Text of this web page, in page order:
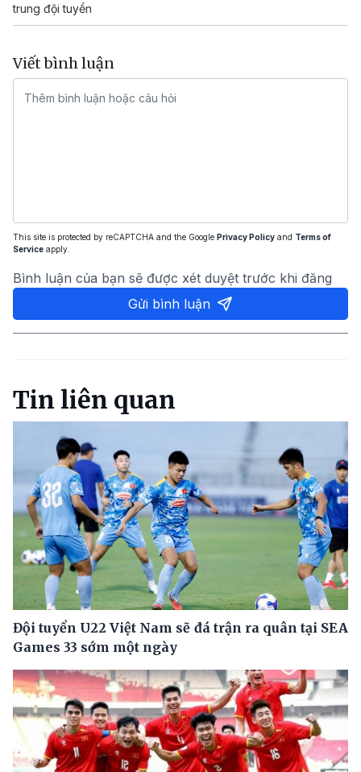
trung đội tuyển
Viết bình luận
This site is protected by reCAPTCHA and the Google Privacy Policy and Terms of
Service apply.
Bình luận của bạn sẽ được xét duyệt trước khi đăng
Gửi bình luận
Tin liên quan
Đội tuyển U22 Việt Nam sẽ đá trận ra quân tại SEA
Games 33 sớm một ngày